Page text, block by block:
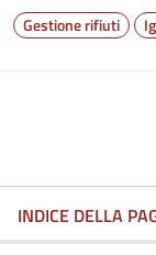
Gestione rifiuti
INDICE DELLA